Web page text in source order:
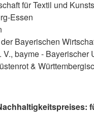
für Textil und
Essen
Bayerischen
V., bayme -
&